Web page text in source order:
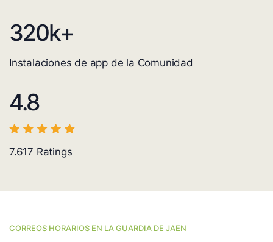
320k+
Instalaciones de app de la Comunidad
4.8
7.617 Ratings
CORREOS HORARIOS EN LA GUARDIA DE JAEN